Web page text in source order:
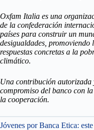
Oxfam Italia es una
de la confederación
países para construir un
desigualdades, promoviendo
respuestas concretas a la
climático.
Una contribución autorizada
compromiso del banco con
la cooperación.
Jóvenes por Banca Etica: